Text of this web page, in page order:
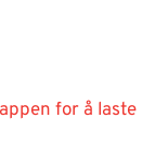
for å laste